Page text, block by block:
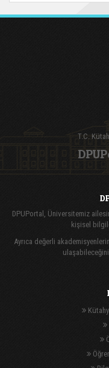
T.C.
DPUPortal, Üniversitemiz
kişisel
Ayrıca değerli